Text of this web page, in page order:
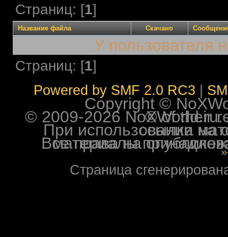
Страниц: [1]
Название файла Скачано
У пользователя
Страниц: [1]
Powered by SMF 2.0 RC3
Copyright ©
© 2009-2026 NoXWorld.ru. All
При использовании
Все права на опубликованные на форуме
Страница